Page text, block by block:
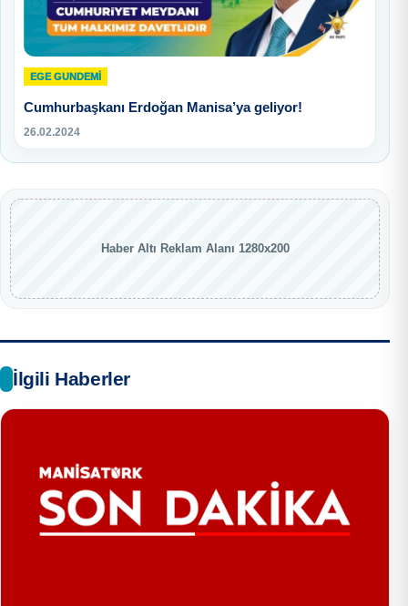
EGE GUNDEMİ
Cumhurbaşkanı Erdoğan Manisa’ya geliyor!
26.02.2024
Haber Altı Reklam Alanı 1280x200
İlgili Haberler